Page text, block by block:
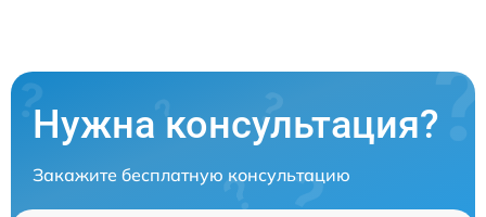
Нужна консультация?
Закажите бесплатную консультацию